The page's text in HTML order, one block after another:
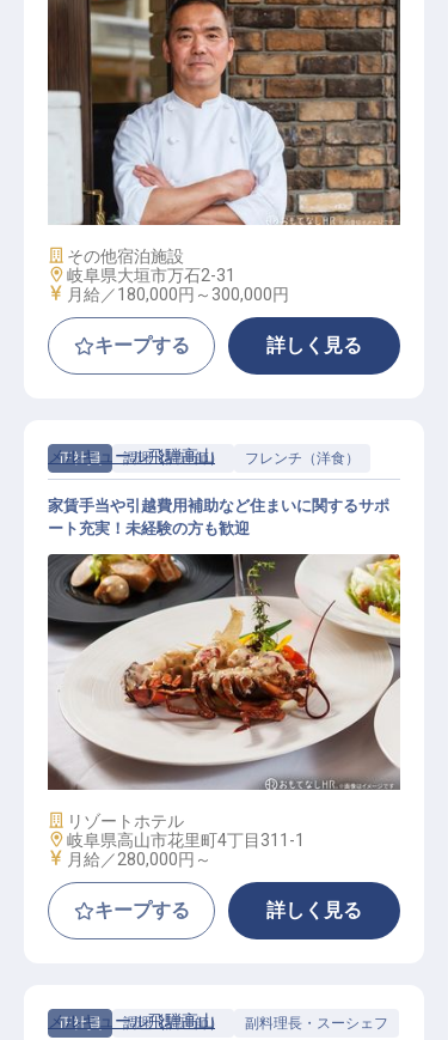
料理長候補
施設業態
その他宿泊施設
勤務地
岐阜県大垣市万石2-31
給与
月給／180,000円～ 300,000円
キープする 詳しく見る
正社員 調理（調理師） フレンチ（洋食）
シェフ・ド・パルティ（部門シェフ
メルキュール飛騨高山
家賃手当や引越費用補助など住まいに関するサポ
ート充実！未経験の方も歓迎
施設業態
リゾートホテル
勤務地
岐阜県高山市花里町4丁目311-1
給与
月給／280,000円～
キープする 詳しく見る
正社員 調理（調理師） 副料理長・スーシェフ
メルキュール飛騨高山